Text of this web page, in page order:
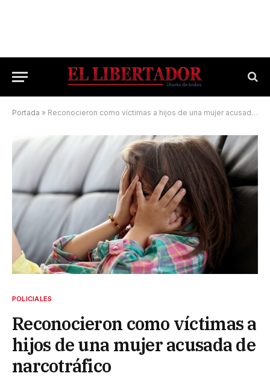
Portada » Reconocieron como víctimas a hijos de una mujer acusada de narcotráfico
POLICIALES
Reconocieron como víctimas a
hijos de una mujer acusada de
narcotráfico